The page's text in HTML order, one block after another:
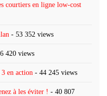
courtiers en ligne low-cost
- 53 352 views
420 views
en action - 44 245 views
à les éviter ! - 40 807